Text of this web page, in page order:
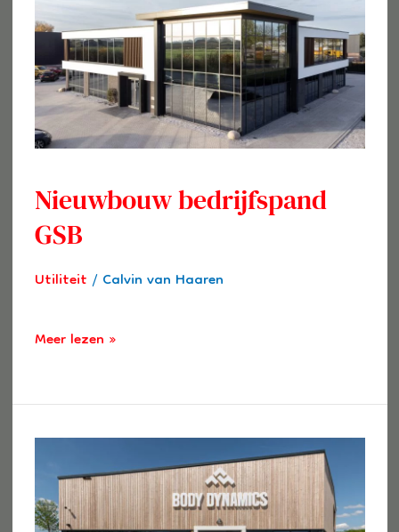
Nieuwbouw bedrijfspand
GSB
Utiliteit/Calvin van Haaren
GSB
Meer lezen »
Nieuwbouw
Sportcomplex
Body
Dynamics